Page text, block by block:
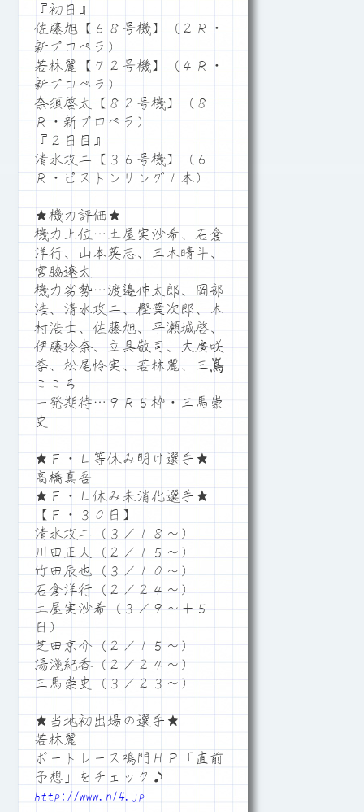
『初日』
佐藤旭【６８号機】（２Ｒ・
新プロペラ）
若林麗【７２号機】（４Ｒ・
新プロペラ）
奈須啓太【８２号機】（８
Ｒ・新プロペラ）
『２日目』
清水攻二【３６号機】（６
Ｒ・ピストンリング１本）
★機力評価★
機力上位…土屋実沙希、石倉
洋行、山本英志、三木晴斗、
宮脇遼太
機力劣勢…渡邉伸太郎、岡部
浩、清水攻二、樫葉次郎、木
村浩士、佐藤旭、平瀬城啓、
伊藤玲奈、立具敬司、大廣咲
季、松尾怜実、若林麗、三嶌
こころ
一発期待…９Ｒ５枠・三馬崇
史
★Ｆ・Ｌ等休み明け選手★
高橋真吾
★Ｆ・Ｌ休み未消化選手★
【Ｆ・３０日】
清水攻二（３／１８～）
川田正人（２／１５～）
竹田辰也（３／１０～）
石倉洋行（２／２４～）
土屋実沙希（３／９～＋５
日）
芝田京介（２／１５～）
湯淺紀香（２／２４～）
三馬崇史（３／２３～）
★当地初出場の選手★
若林麗
ボートレース鳴門ＨＰ「直前
予想」をチェック♪
http://www.n14.jp